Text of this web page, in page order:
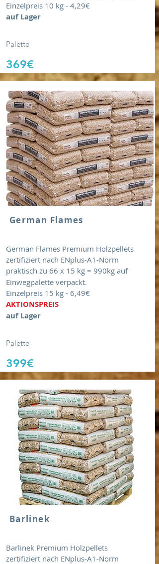
Einzelpreis 10 kg - 4,29€
auf Lager
Palette
369€
German Flames
German Flames Premium Holzpellets
zertifiziert nach ENplus-A1-Norm
praktisch zu 66 x 15 kg = 990kg auf
Einwegpalette verpackt.
Einzelpreis 15 kg - 6,49€
AKTIONSPREIS
auf Lager
Palette
399€
Barlinek
Barlinek Premium Holzpellets
zertifiziert nach ENplus-A1-Norm